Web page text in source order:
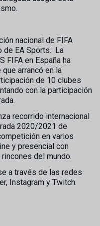
nacional de FIFA
de EA Sports. La
FIFA en España ha
arrancó en la
de 10 clubes
con la participación
recorrido internacional
2020/2021 de
en varios
y presencial con
del mundo.
a través de las redes
Instagram y Twitch.